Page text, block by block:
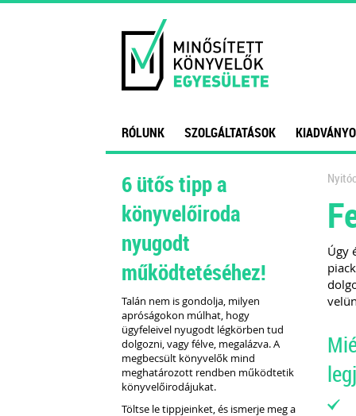
RÓLUNK SZOLGÁLTATÁSOK
Úgy
6 ütős tipp a
könyvelőiroda
nyugodt
működtetéséhez!
Talán nem is gondolja, milyen
apróságokon múlhat, hogy
ügyfeleivel nyugodt légkörben tud
dolgozni, vagy félve, megalázva. A
megbecsült könyvelők mind
meghatározott rendben működtetik
könyvelőirodájukat.
Töltse le tippjeinket, és ismerje meg a